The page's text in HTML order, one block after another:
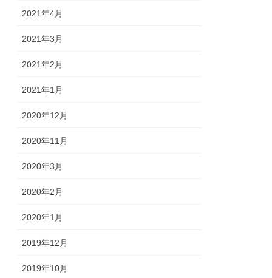
2021年4月
2021年3月
2021年2月
2021年1月
2020年12月
2020年11月
2020年3月
2020年2月
2020年1月
2019年12月
2019年10月